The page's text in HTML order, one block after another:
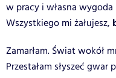
w pracy i własna
Wszystkiego mi żałujesz,
Zamarłam. Świat wokół
Przestałam słyszeć